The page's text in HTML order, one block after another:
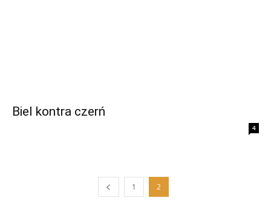
Biel kontra czerń
4
1 2